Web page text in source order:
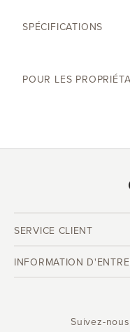
SPÉCIFICATIONS
POUR LES
SERVICE CLIENT
INFORMATION
Suivez-nous